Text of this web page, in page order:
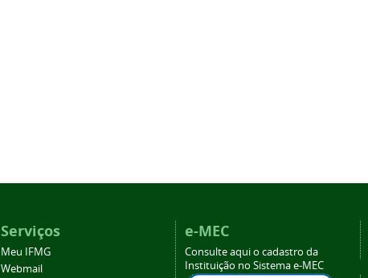
Serviços
Meu IFMG
Webmail
e-MEC
Consulte aqui o cadastro da
Instituição no Sistema e-MEC